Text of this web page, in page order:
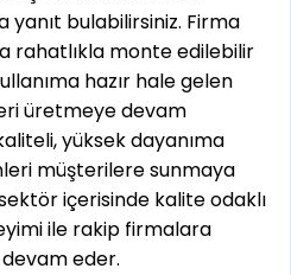
bulabilirsiniz. Firma
rahatlıkla monte edilebilir
hazır hale gelen
üretmeye devam
yüksek dayanıma
müşterilere sunmaya
içerisinde kalite odaklı
ile rakip firmalara
eder.